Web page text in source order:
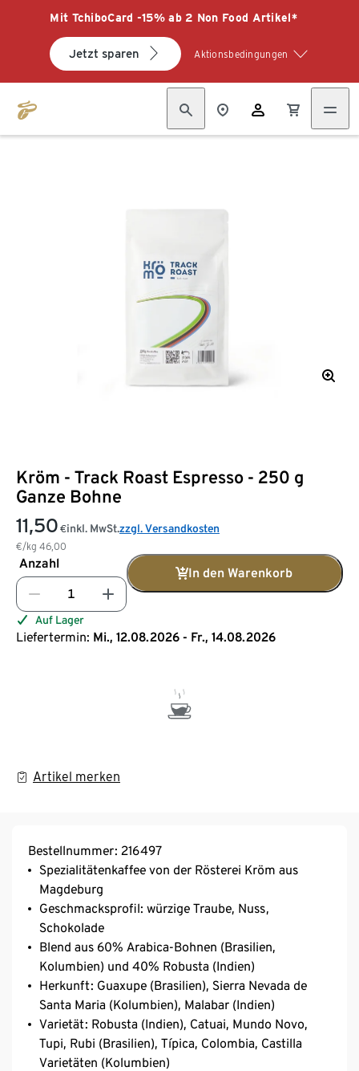
Mit TchiboCard -15% ab 2 Non Food Artikel*
Jetzt sparen Aktionsbedingungen
Kröm - Track Roast Espresso - 250 g
Ganze Bohne
11,50 €
€/kg 46,00
inkl. MwSt.zzgl. Versandkosten
Anzahl
In den Warenkorb
Auf Lager
Liefertermin: Mi., 12.08.2026 - Fr., 14.08.2026
Artikel merken
Bestellnummer: 216497
Spezialitätenkaffee von der Rösterei Kröm aus
Magdeburg
Geschmacksprofil: würzige Traube, Nuss,
Schokolade
Blend aus 60% Arabica-Bohnen (Brasilien,
Kolumbien) und 40% Robusta (Indien)
Herkunft: Guaxupe (Brasilien), Sierra Nevada de
Santa Maria (Kolumbien), Malabar (Indien)
Varietät: Robusta (Indien), Catuai, Mundo Novo,
Tupi, Rubi (Brasilien), Típica, Colombia, Castilla
Varietäten (Kolumbien)